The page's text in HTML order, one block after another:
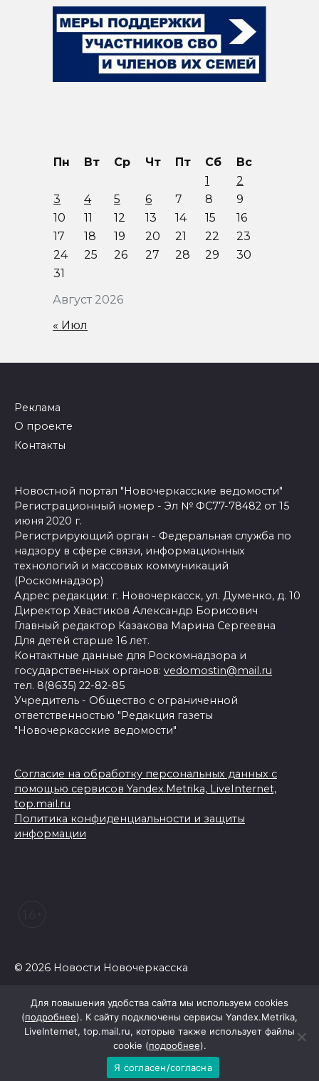
Август 2026
Пн Вт Ср Чт Пт Сб
Вс
1
2
3
4 5 6 7 8
9
10
11 12 13 14 15
16
17
18 19 20 21 22
23
24
25 26 27 28 29
30
31
« Июл
Реклама
О проекте
Контакты
Новостной портал "Новочеркасские ведомости"
Регистрационный номер - Эл № ФС77-78482 от 15
июня 2020 г.
Регистрирующий орган - Федеральная служба по
надзору в сфере связи, информационных
технологий и массовых коммуникаций
(Роскомнадзор)
Адрес редакции: г. Новочеркасск, ул. Думенко, д. 10
Директор Хвастиков Александр Борисович
Главный редактор Казакова Марина Сергеевна
Для детей старше 16 лет.
Контактные данные для Роскомнадзора и
государственных органов: vedomostin@mail.ru
тел. 8(8635) 22-82-85
Учредитель - Общество с ограниченной
ответственностью "Редакция газеты
"Новочеркасские ведомости"
Согласие на обработку персональных данных с
помощью сервисов Yandex.Metrika, LiveInternet,
top.mail.ru
Политика конфиденциальности и защиты
информации
© 2026 Новости Новочеркасска
Для повышения удобства сайта мы используем cookies
(подробнее). К сайту подключены сервисы Yandex.Metrika,
LiveInternet, top.mail.ru, которые также использует файлы
cookie (подробнее).
Я согласен/согласна